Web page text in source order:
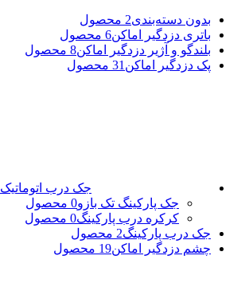
بدون دسته‌بندی2 محصول
باتری دزدگیر اماکن6 محصول
بلندگو و آژیر دزدگیر اماکن8 محصول
پک دزدگیر اماکن 31 محصول
جک درب اتوماتیک
جک پارکینگ تک بازو0 محصول
کرکره درب پارکینگ0 محصول
جک درب پارکینگ2 محصول
چشم دزدگیر اماکن19 محصول